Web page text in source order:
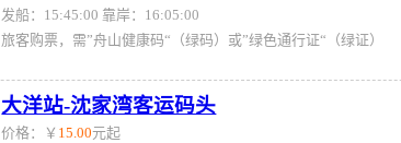
发船：15:45:00 靠岸：16:05:00
旅客购票，需”舟山健康码“（绿码）或”绿色通行证“（绿证）
大洋站-沈家湾客运码头
价格：￥ 15.00元起